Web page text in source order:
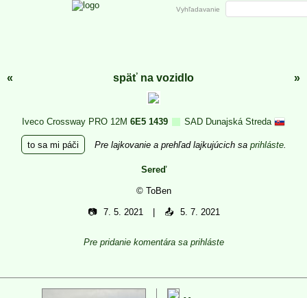
« späť na vozidlo »
Iveco Crossway PRO 12M 6E5 1439 SAD Dunajská Streda
to sa mi páči Pre lajkovanie a prehľad lajkujúcich sa prihláste.
Sereď
© ToBen
📷 7. 5. 2021 📤 5. 7. 2021
Pre pridanie komentára sa prihláste
Vyhľadavanie